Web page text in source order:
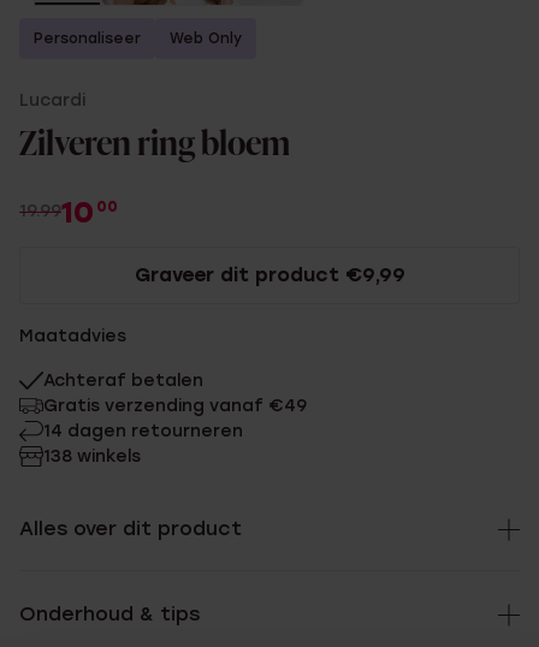
Personaliseer Web Only
Lucardi
Zilveren ring bloem
19.9910 00
Graveer dit product €9,99
Maatadvies
Achteraf betalen
Gratis verzending vanaf €49
14 dagen retourneren
138 winkels
Alles over dit product
Onderhoud & tips